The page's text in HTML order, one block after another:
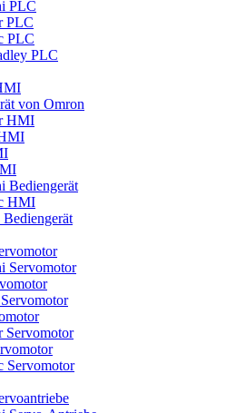
PLC
PLC
PLC
PLC
von Omron
HMI
Bediengerät
HMI
Bediengerät
Servomotor
Servomotor
Servomotor